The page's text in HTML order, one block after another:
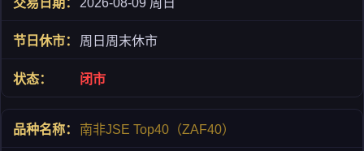
周日周末休市
闭市
南非JSE Top40（ZAF40）